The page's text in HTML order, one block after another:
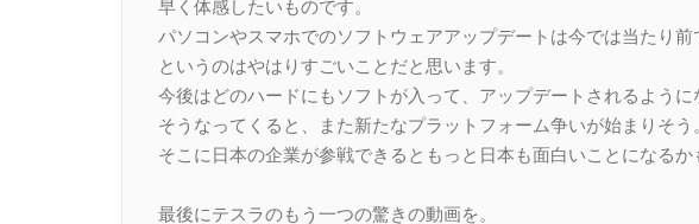
早く体感したいものです。
パソコンやスマホでのソフトウェアアップデートは今では当たり
というのはやはりすごいことだと思います。
今後はどのハードにもソフトが入って、アップデートされるように
そうなってくると、また新たなプラットフォーム争いが始まりそう。
そこに日本の企業が参戦できるともっと日本も面白いことになるか
最後にテスラのもう一つの驚きの動画を。